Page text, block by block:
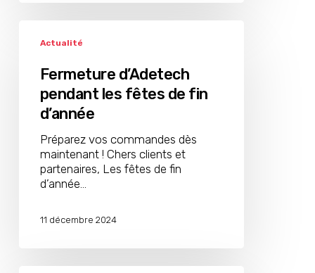
d’Adetech
Actualité
Fermeture d’Adetech
pendant les fêtes de fin
d’année
Préparez vos commandes dès
maintenant ! Chers clients et
partenaires, Les fêtes de fin
d’année…
11 décembre 2024